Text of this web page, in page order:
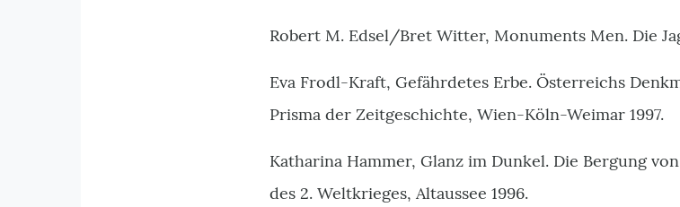
Robert M. Edsel/Bret Witter, Monuments Men. Die
Eva Frodl-Kraft, Gefährdetes Erbe. Österreichs
Prisma der Zeitgeschichte, Wien-Köln-Weimar 1997.
Katharina Hammer, Glanz im Dunkel. Die Bergung
des 2. Weltkrieges, Altaussee 1996.